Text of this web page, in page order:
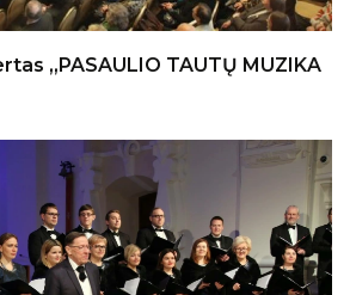
„PASAULIO TAUTŲ MUZIKA